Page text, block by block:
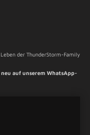
der ThunderStorm-Family
auf unserem WhatsApp-